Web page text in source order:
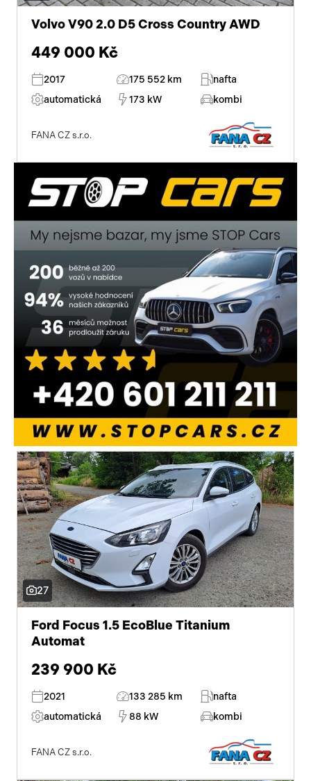
Volvo V90 2.0 D5 Cross Country AWD
449 000 Kč
2017 175 552 km
nafta
automatická
173 kW kombi
FANA CZ s.r.o.
27
Ford Focus 1.5 EcoBlue Titanium
Automat
239 900 Kč
2021 133 285 km
nafta
automatická
88 kW kombi
FANA CZ s.r.o.